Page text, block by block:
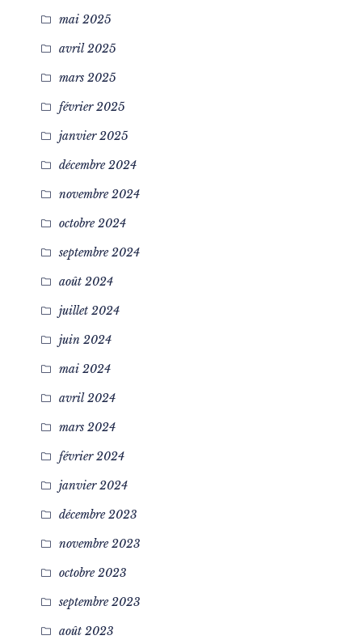
mai 2025
avril 2025
mars 2025
février 2025
janvier 2025
décembre 2024
novembre 2024
octobre 2024
septembre 2024
août 2024
juillet 2024
juin 2024
mai 2024
avril 2024
mars 2024
février 2024
janvier 2024
décembre 2023
novembre 2023
octobre 2023
septembre 2023
août 2023